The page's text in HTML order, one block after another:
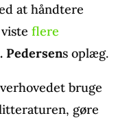
at håndtere
flere
Pedersens oplæg.
bruge
gøre